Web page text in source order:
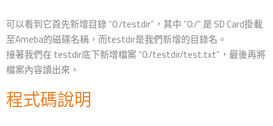
可以看到它首先新增目錄 “0:/testdir”，其中 “0:/” 是 SD Card掛載
至Ameba的磁碟名稱，而testdir是我們新增的目錄名。
接著我們在 testdir底下新增檔案 “0:/testdir/test.txt”，最後再將
檔案內容讀出來。
程式碼說明